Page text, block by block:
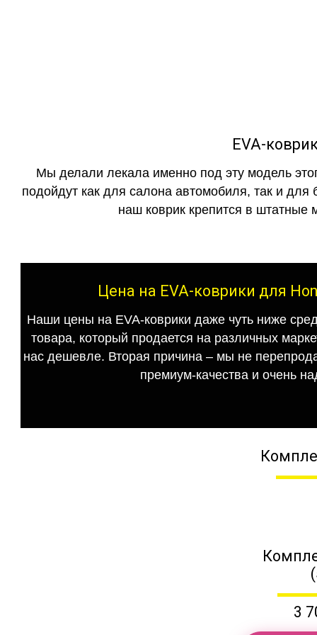
EVA-
Мы делали лекала именно под эту модель
подойдут как для салона автомобиля, так и для
наш коврик крепится в штатные
Цена на EVA-коврики для
Наши цены на EVA-коврики даже чуть ниже
товара, который продается на различных
нас дешевле. Вторая причина – мы не
премиум-качества и очень
3